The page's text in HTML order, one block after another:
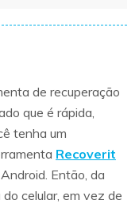
de recuperação
que é rápida,
tenha um
Recoverit
Então, da
celular, em vez de